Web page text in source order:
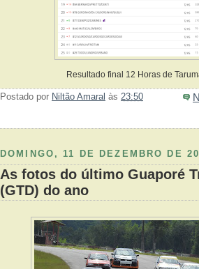
Resultado final 12 Horas de
Postado por Niltão Amaral às 23:50
DOMINGO, 11 DE DEZEMBRO DE
As fotos do último Guaporé
(GTD) do ano